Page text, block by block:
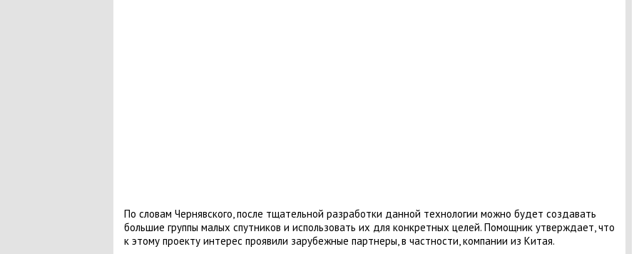
По словам Чернявского, после тщательной разработки данной технологии можно будет создавать
большие группы малых спутников и использовать их для конкретных целей. Помощник утверждает, что
к этому проекту интерес проявили зарубежные партнеры, в частности, компании из Китая.